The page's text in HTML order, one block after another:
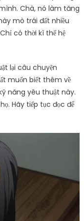
Chà, nó làm tăng
mò trái đất nhiều
có thời kì thế hệ
lại câu chuyện
muốn biết thêm về
năng yêu thuật này.
Hãy tiếp tục đọc để